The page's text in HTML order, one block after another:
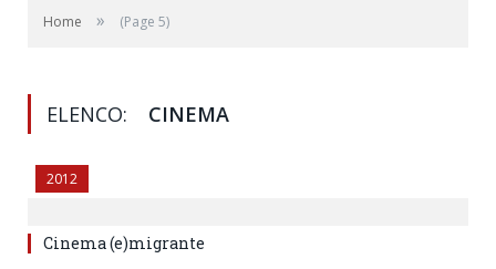
Home » (Page 5)
ELENCO: CINEMA
2012
Cinema (e)migrante